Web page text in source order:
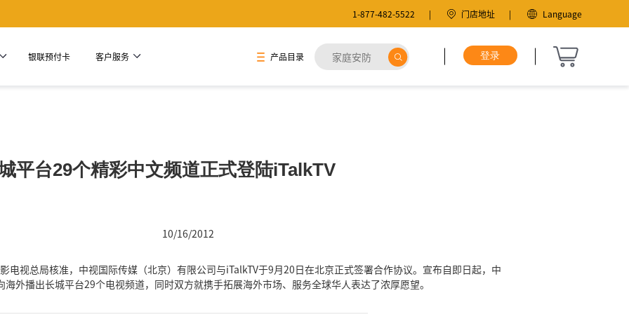
1-877-482-5522 门店地址 Language
银联预付卡 客户服务 产品目录
平台29个精彩中文频道正式登陆iTalkTV
10/16/2012
电视总局核准，中视国际传媒（北京）有限公司与iTalkTV于9月20日在北京正式签署合作协议。宣布自即日起，中
外播出长城平台29个电视频道，同时双方就携手拓展海外市场、服务全球华人表达了浓厚愿望。